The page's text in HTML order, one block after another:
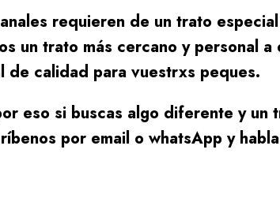
requieren de un trato
un trato más cercano y personal
de calidad para vuestrxs peques.
eso si buscas algo diferente y un
por email o whatsApp y